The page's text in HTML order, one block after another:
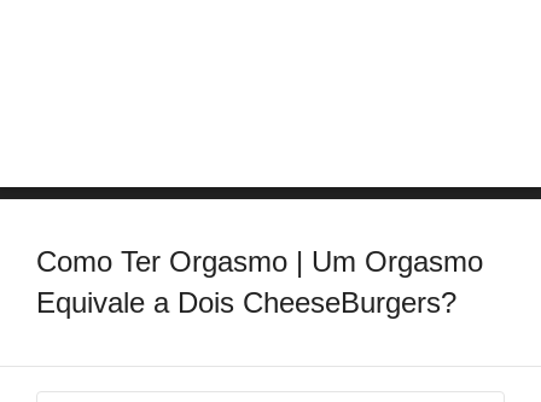
Como Ter Orgasmo | Um Orgasmo
Equivale a Dois CheeseBurgers?